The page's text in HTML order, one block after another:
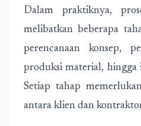
Dalam praktiknya,
melibatkan beberapa
perencanaan konsep,
produksi material, hingga
Setiap tahap
antara klien dan